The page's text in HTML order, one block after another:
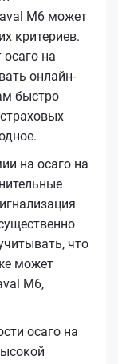
M6 может
критериев.
на
онлайн-
быстро
на осаго на
что
может
M6,
осаго на